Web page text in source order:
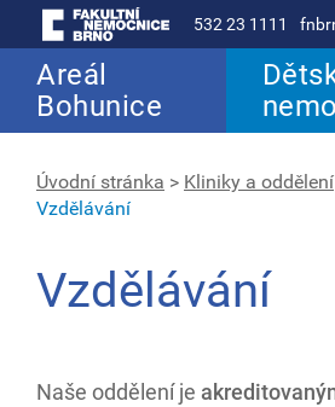
532 23 1111
Areál
Bohunice
Úvodní stránka > Kliniky a oddělení
Vzdělávání
Vzdělávání
Naše oddělení je